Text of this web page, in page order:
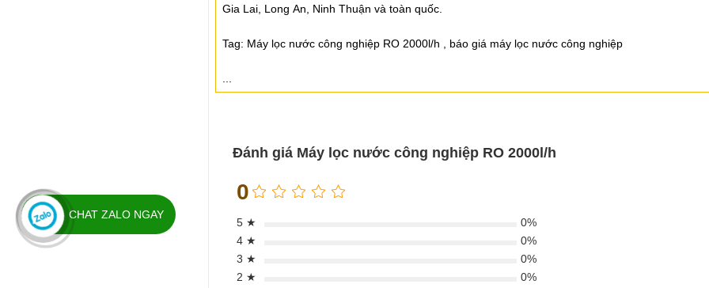
CHAT ZALO NGAY
Gia Lai, Long An, Ninh Thuận và toàn quốc.
Tag: Máy lọc nước công nghiệp RO 2000l/h , báo giá máy lọc nước công nghiệp
Đánh giá Máy lọc nước công nghiệp RO 2000l/h
0
5 ★
0%
4 ★
0%
3 ★
0%
2 ★
0%